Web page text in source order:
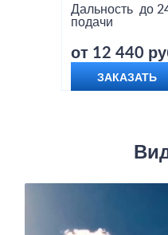
Дальность
подачи
до
от 12 440
ЗАКАЗАТЬ